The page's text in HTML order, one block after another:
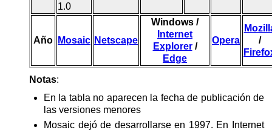
1.0
Año Mosaic Netscape
Windows /
Internet
Explorer/
Edge
Opera
/
Notas:
En la tabla no aparecen la fecha de publicación de
las versiones menores
Mosaic dejó de desarrollarse en 1997. En Internet